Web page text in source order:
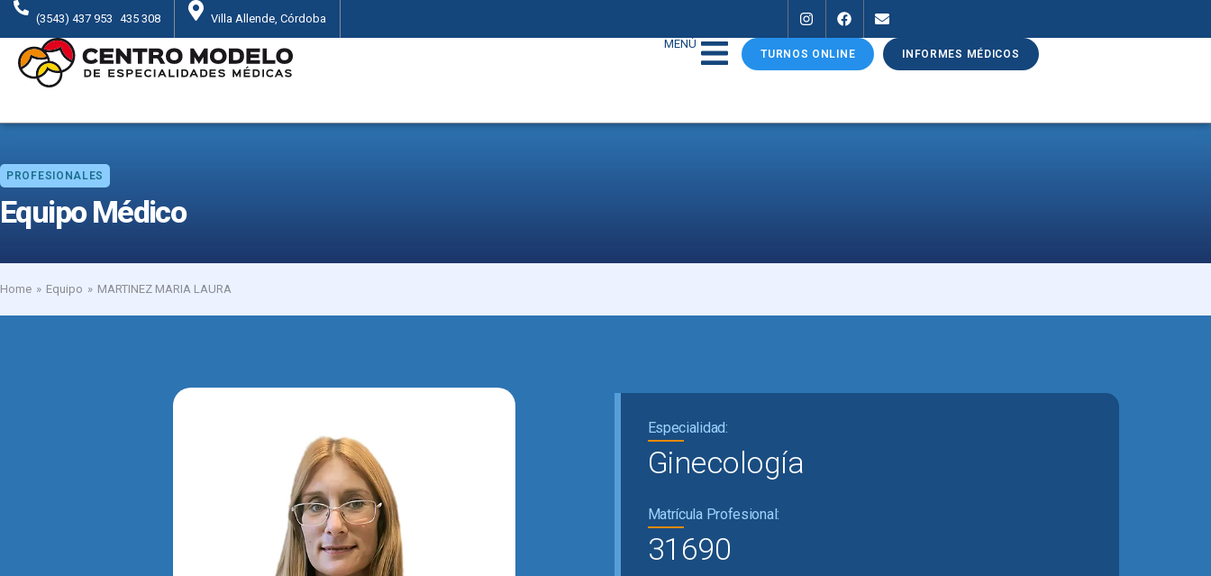
(3543) 437 953 435 308
Villa Allende, Córdoba
MENÚ
TURNOS ONLINE INFORMES MÉDICOS
PROFESIONALES
Equipo Médico
You are here:
Home Equipo MARTINEZ MARIA LAURA
Especialidad:
Ginecología
Matrícula Profesional:
31690